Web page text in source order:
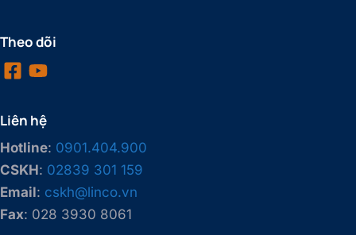
Theo dõi
Liên hệ
Hotline: 0901.404.900
CSKH: 02839 301 159
Email: cskh@linco.vn
Fax: 028 3930 8061